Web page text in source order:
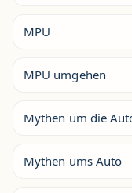
MPU
MPU umgehen
Mythen um die
Mythen ums Auto